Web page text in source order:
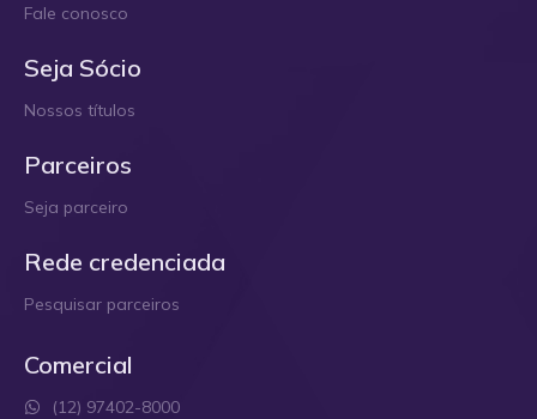
Fale conosco
Seja Sócio
Nossos títulos
Parceiros
Seja parceiro
Rede credenciada
Pesquisar parceiros
Comercial
(12) 97402-8000